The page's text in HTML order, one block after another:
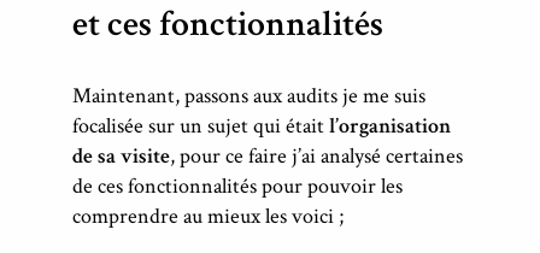
et ces fonctionnalités
Maintenant, passons aux audits je me suis
focalisée sur un sujet qui étaitl’organisation
de sa visite, pour ce faire j’ai analysé certaines
de ces fonctionnalités pour pouvoir les
comprendre au mieux les voici ;